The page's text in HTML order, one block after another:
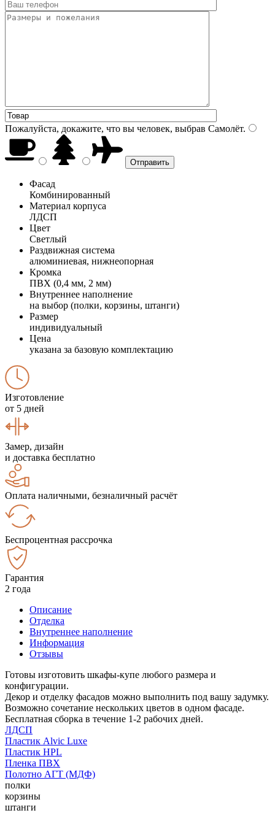
Пожалуйста, докажите, что вы человек, выбрав Самолёт.
Фасад
Комбинированный
Материал корпуса
ЛДСП
Цвет
Светлый
Раздвижная система
алюминиевая, нижнеопорная
Кромка
ПВХ (0,4 мм, 2 мм)
Внутреннее наполнение
на выбор (полки, корзины, штанги)
Размер
индивидуальный
Цена
указана за базовую комплектацию
Изготовление
от 5 дней
Замер, дизайн
и доставка бесплатно
Оплата наличными, безналичный расчёт
Беспроцентная рассрочка
Гарантия
2 года
Описание
Отделка
Внутреннее наполнение
Информация
Отзывы
Готовы изготовить шкафы-купе любого размера и
конфигурации.
Декор и отделку фасадов можно выполнить под вашу задумку.
Возможно сочетание нескольких цветов в одном фасаде.
Бесплатная сборка в течение 1-2 рабочих дней.
ЛДСП
Пластик Alvic Luxe
Пластик HPL
Пленка ПВХ
Полотно АГТ (МДФ)
полки
корзины
штанги